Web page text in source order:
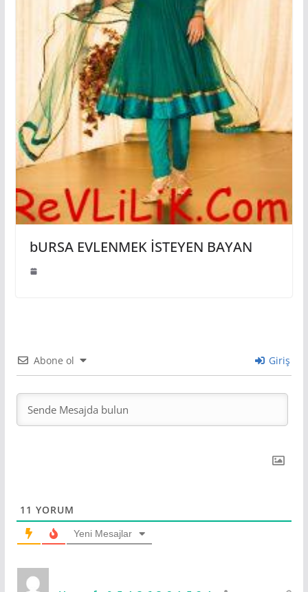
bURSA EVLENMEK İSTEYEN BAYAN
Abone ol Giriş
11 YORUM
Yeni Mesajlar